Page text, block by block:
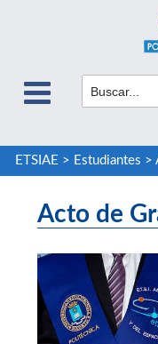
ETSIAE > Estudiantes >
Acto de